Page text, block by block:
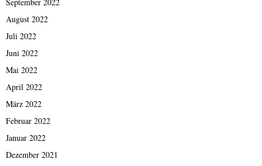
August 2022
Juli 2022
Juni 2022
Mai 2022
April 2022
März 2022
Februar 2022
Januar 2022
Dezember 2021